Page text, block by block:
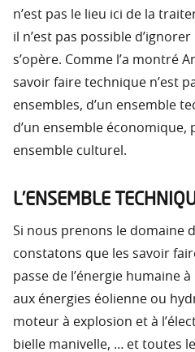
n’est pas le lieu ici de la
il n’est pas possible
s’opère. Comme l’a montré
savoir faire technique n’est
ensembles, d’un ensemble
d’un ensemble économique,
ensemble culturel.
L’ENSEMBLE
Si nous prenons le domaine
constatons que les savoir
passe de l’énergie humaine
aux énergies éolienne ou
moteur à explosion et à
bielle manivelle, … et toutes